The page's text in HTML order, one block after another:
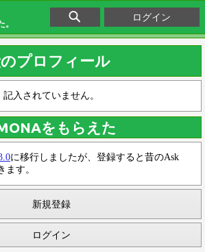
ログイン
プロフィール
入されていません。
をもらえた
に移行しましたが、登録すると昔のAsk
ます。
新規登録
ログイン